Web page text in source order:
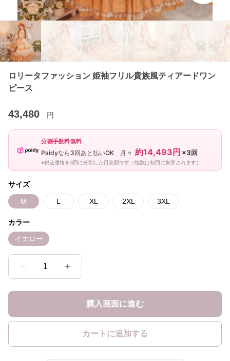
ロリータファッション 姫袖フリル貴族風ティアードワン
ピース
43,480 円
分割手数料無料
Paidyなら3回あと払いOK 月々 約14,493円 ×3回
※税込価格を3回に分割した目安額です（端数は初回に加算されます）
サイズ
M L XL 2XL 3XL
カラー
イエロー
1
購入画面に進む
カートに追加する